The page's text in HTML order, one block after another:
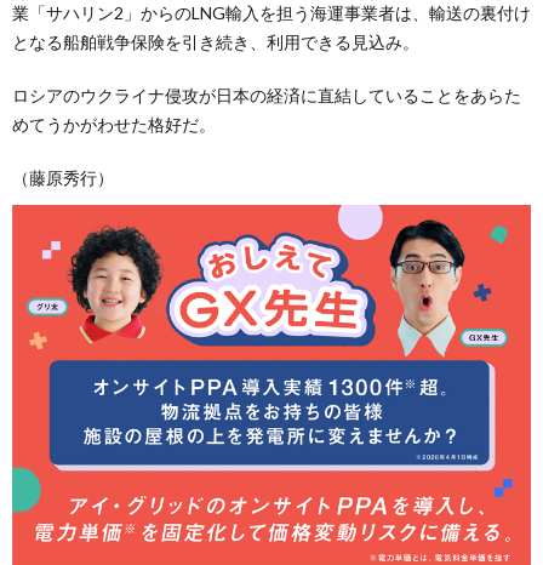
業「サハリン2」からのLNG輸入を担う海運事業者は、輸送の裏付け
となる船舶戦争保険を引き続き、利用できる見込み。
ロシアのウクライナ侵攻が日本の経済に直結していることをあらた
めてうかがわせた格好だ。
（藤原秀行）